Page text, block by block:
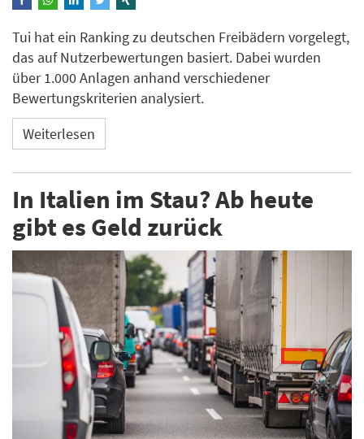
Tui hat ein Ranking zu deutschen Freibädern vorgelegt,
das auf Nutzerbewertungen basiert. Dabei wurden
über 1.000 Anlagen anhand verschiedener
Bewertungskriterien analysiert.
Weiterlesen
In Italien im Stau? Ab heute
gibt es Geld zurück